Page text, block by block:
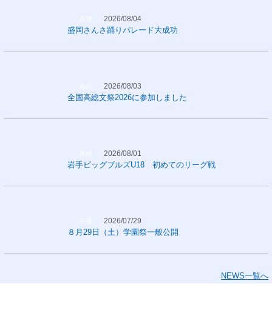
2026/08/04
盛岡さんさ踊りパレード大成功
2026/08/03
全国高総文祭2026に参加しました
2026/08/01
岩手ビッグブルズU18 初めてのリーグ戦
2026/07/29
８月29日（土）学園祭一般公開
NEWS一覧へ